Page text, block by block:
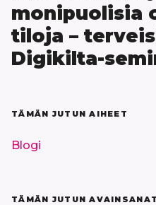
monipuolisia
tiloja –
Digikilta-
TÄMÄN JUTUN AIHEET
Blogi
TÄMÄN JUTUN AVAINSANAT